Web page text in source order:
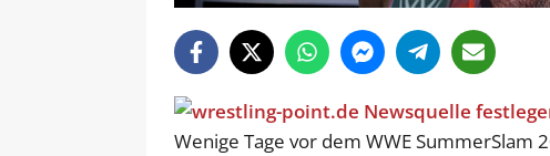
Wenige Tage vor dem WWE